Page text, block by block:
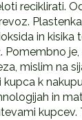
reciklirati.
in kisika
Pomembno
mislim na
k
in
kupcev.